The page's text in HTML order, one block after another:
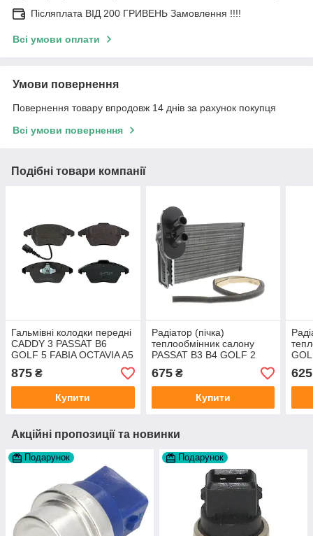
Післяплата ВІД 200 ГРИВЕНЬ Замовлення !!!!
Всі умови оплати
Умови повернення
Повернення товару впродовж 14 днів за рахунок покупця
Всі умови повернення
Подібні товари компанії
Гальмівні колодки передні
CADDY 3 PASSAT B6
GOLF 5 FABIA OCTAVIA A5
виробник A.B.S.
875 ₴
Купити
Радіатор (пічка)
теплообмінник салону
PASSAT B3 B4 GOLF 2
GOLF 3 OCTAVIA 1U
VENTO виробник AVA
675₴
Купити
2
625
Акційні пропозиції та новинки
Подарунок Подарунок